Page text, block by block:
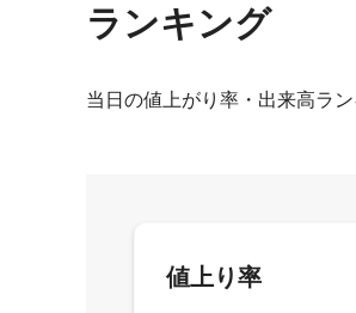
ランキング
当日の値上がり率・出来高ラ